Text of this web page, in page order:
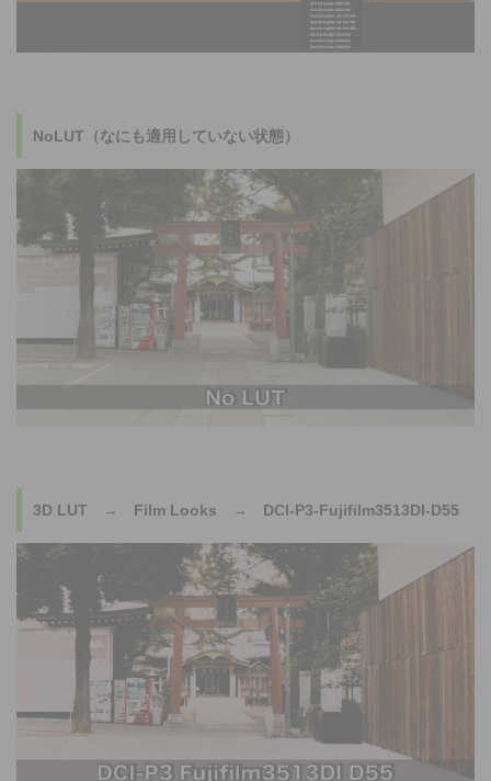
NoLUT（なにも適用していない状態）
3D LUT → Film Looks → DCI-P3-Fujifilm3513DI-D55